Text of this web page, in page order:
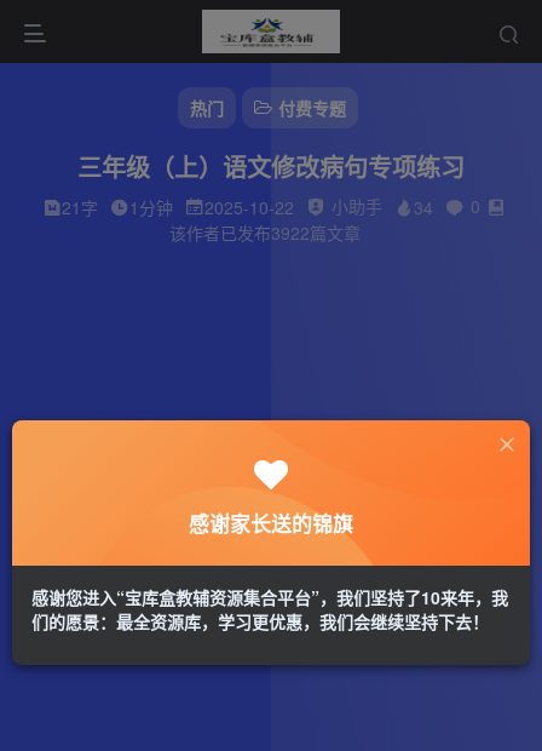
热门 付费专题
三年级（上）语文修改病句专项练习
21字 1分钟 2025-10-22 小助手 34
0
该作者已发布3922篇文章
感谢家长送的锦旗
感谢您进入“宝库盒教辅资源集合平台”，我们坚持了10来年，我
们的愿景：最全资源库，学习更优惠，我们会继续坚持下去！